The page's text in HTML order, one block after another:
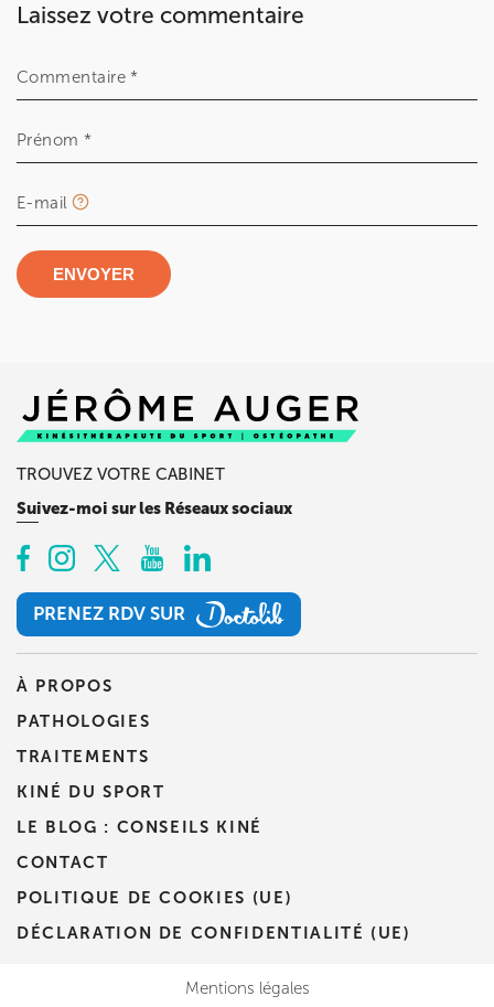
Laissez votre commentaire
Commentaire *
Prénom *
E-mail
ENVOYER
TROUVEZ VOTRE CABINET
Suivez-moi sur les Réseaux sociaux
PRENEZ RDV SUR
PRENEZ RDV SUR
À PROPOS
PATHOLOGIES
TRAITEMENTS
KINÉ DU SPORT
LE BLOG : CONSEILS KINÉ
CONTACT
POLITIQUE DE COOKIES (UE)
DÉCLARATION DE CONFIDENTIALITÉ (UE)
Mentions légales